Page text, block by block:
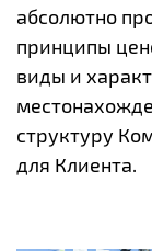
абсолютно
принципы
виды и
структуру
для Клиента.